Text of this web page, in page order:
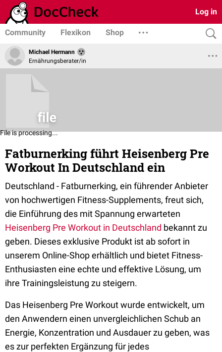
Log in
Community Flexikon Shop
Michael Hermann
Ernährungsberater/in
File is processing...
Fatburnerking führt Heisenberg Pre
Workout In Deutschland ein
Deutschland - Fatburnerking, ein führender Anbieter
von hochwertigen Fitness-Supplements, freut sich,
die Einführung des mit Spannung erwarteten
Heisenberg Pre Workout in Deutschland bekannt zu
geben. Dieses exklusive Produkt ist ab sofort in
unserem Online-Shop erhältlich und bietet Fitness-
Enthusiasten eine echte und effektive Lösung, um
ihre Trainingsleistung zu steigern.
Das Heisenberg Pre Workout wurde entwickelt, um
den Anwendern einen unvergleichlichen Schub an
Energie, Konzentration und Ausdauer zu geben, was
es zur perfekten Ergänzung für jedes